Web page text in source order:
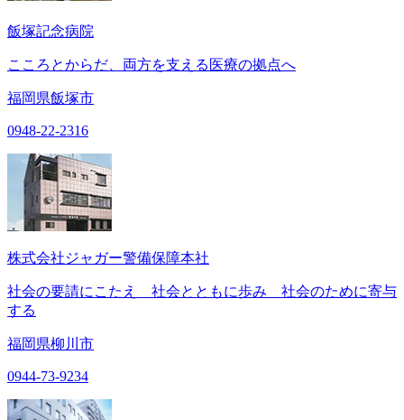
飯塚記念病院
こころとからだ、両方を支える医療の拠点へ
福岡県飯塚市
0948-22-2316
株式会社ジャガー警備保障本社
社会の要請にこたえ 社会とともに歩み 社会のために寄与
する
福岡県柳川市
0944-73-9234